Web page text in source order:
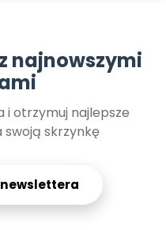
najnowszymi
i otrzymuj najlepsze
swoją skrzynkę